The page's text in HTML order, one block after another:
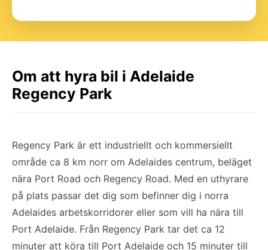
Om att hyra bil i Adelaide
Regency Park
Regency Park är ett industriellt och kommersiellt
område ca 8 km norr om Adelaides centrum, beläget
nära Port Road och Regency Road. Med en uthyrare
på plats passar det dig som befinner dig i norra
Adelaides arbetskorridorer eller som vill ha nära till
Port Adelaide. Från Regency Park tar det ca 12
minuter att köra till Port Adelaide och 15 minuter till